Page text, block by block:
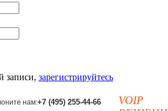
записи, зарегистрируйтесь
нам:+7 (495) 255-44-66
VOIP